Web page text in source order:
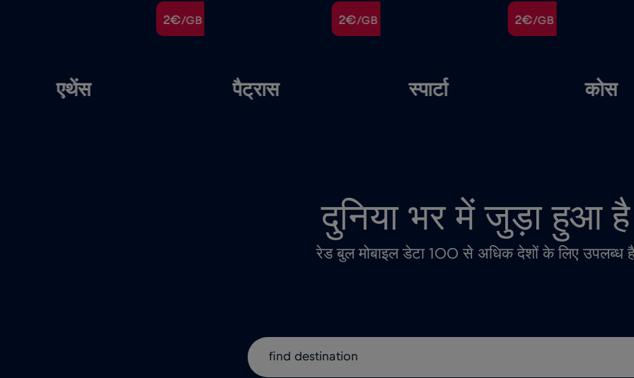
2€/GB
एथेंस
2€/GB
पैट्रास
2€/GB
स्पार्टा कोस
दुनिया भर में जुड़ा हुआ है
रेड बुल मोबाइल डेटा 100 से अधिक देशों के लिए उपलब्ध